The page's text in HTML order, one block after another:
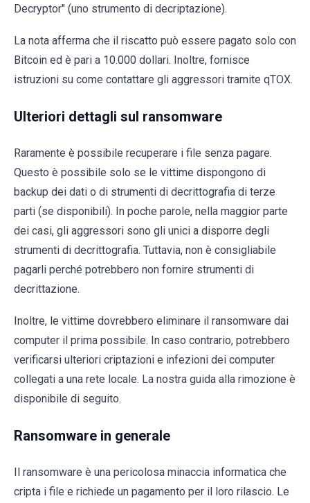
Decryptor" (uno strumento di decriptazione).
La nota afferma che il riscatto può essere pagato solo con
Bitcoin ed è pari a 10.000 dollari. Inoltre, fornisce
istruzioni su come contattare gli aggressori tramite qTOX.
Ulteriori dettagli sul ransomware
Raramente è possibile recuperare i file senza pagare.
Questo è possibile solo se le vittime dispongono di
backup dei dati o di strumenti di decrittografia di terze
parti (se disponibili). In poche parole, nella maggior parte
dei casi, gli aggressori sono gli unici a disporre degli
strumenti di decrittografia. Tuttavia, non è consigliabile
pagarli perché potrebbero non fornire strumenti di
decrittazione.
Inoltre, le vittime dovrebbero eliminare il ransomware dai
computer il prima possibile. In caso contrario, potrebbero
verificarsi ulteriori criptazioni e infezioni dei computer
collegati a una rete locale. La nostra guida alla rimozione è
disponibile di seguito.
Ransomware in generale
Il ransomware è una pericolosa minaccia informatica che
cripta i file e richiede un pagamento per il loro rilascio. Le